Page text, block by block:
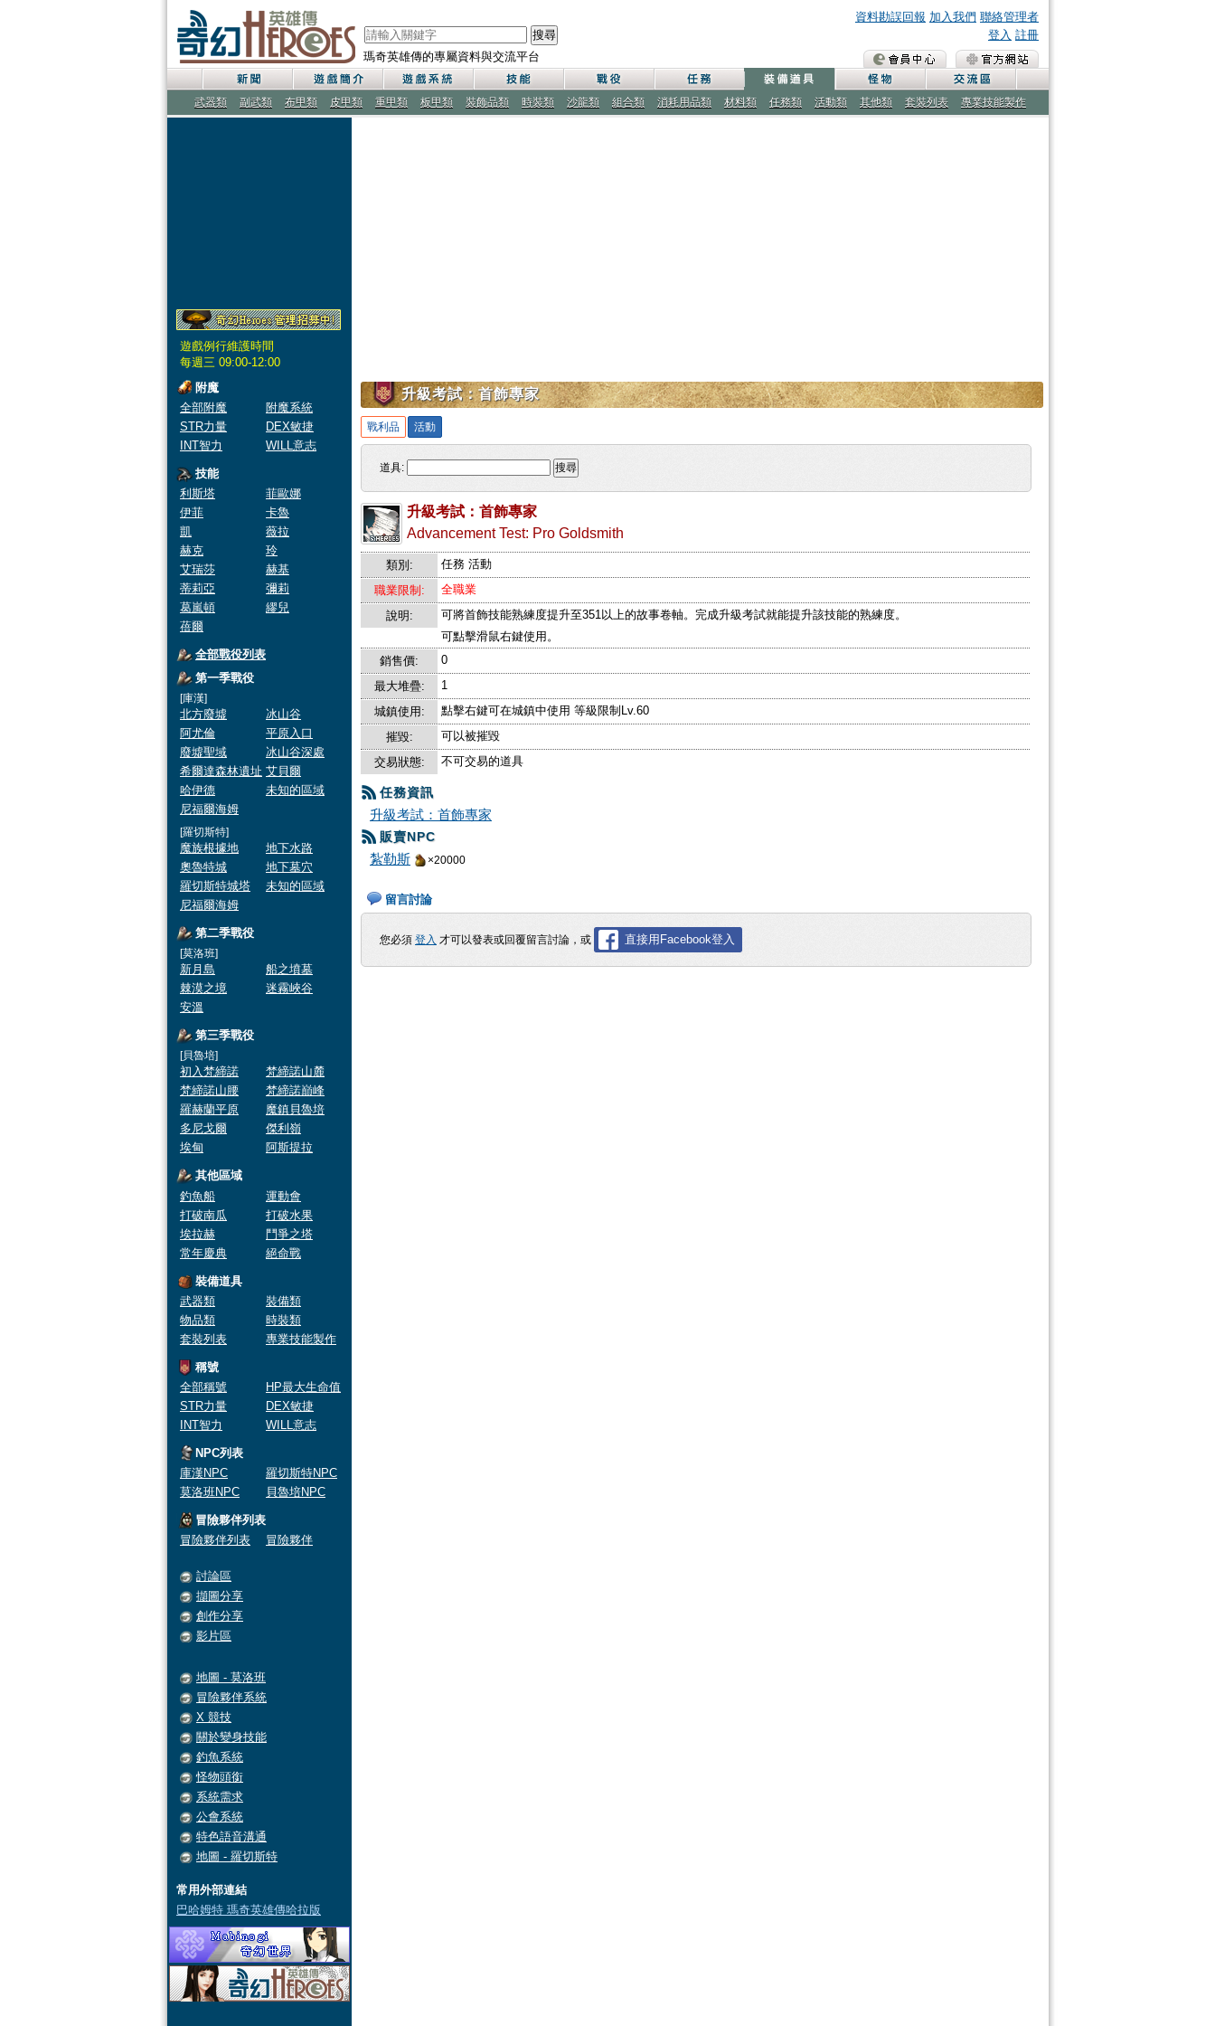
瑪奇英雄傳的專屬資料與交流平台
搜尋
資料勘誤回報 加入我們 聯絡管理者
登入 註冊
武器類 副武類 布甲類 皮甲類 重甲類 板甲類 裝飾品類 時裝類 沙龍類 組合類 消耗用品類 材料類 任務類 活動類 其他類 套裝列表 專業技能製作
遊戲例行維護時間
每週三 09:00-12:00
附魔
全部附魔
附魔系統
STR力量
DEX敏捷
INT智力
WILL意志
技能
利斯塔
菲歐娜
伊菲
卡魯
凱
薇拉
赫克
玲
艾瑞莎
赫基
蒂莉亞
彌莉
葛嵐頓
繆兒
蓓爾
全部戰役列表
第一季戰役
[庫漢]
北方廢墟
冰山谷
阿尤倫
平原入口
廢墟聖域
冰山谷深處
希爾達森林遺址 艾貝爾
哈伊德
未知的區域
尼福爾海姆
[羅切斯特]
魔族根據地
地下水路
奧魯特城
地下墓穴
羅切斯特城塔
未知的區域
尼福爾海姆
第二季戰役
[莫洛班]
新月島
船之墳墓
棘漠之境
迷霧峽谷
安溫
第三季戰役
[貝魯培]
初入梵締諾
梵締諾山麓
梵締諾山腰
梵締諾巔峰
羅赫蘭平原
魔鎮貝魯培
多尼戈爾
傑利嶺
埃甸
阿斯提拉
其他區域
釣魚船
運動會
打破南瓜
打破水果
埃拉赫
鬥爭之塔
常年慶典
絕命戰
裝備道具
武器類
裝備類
物品類
時裝類
套裝列表
專業技能製作
稱號
全部稱號
HP最大生命值
STR力量
DEX敏捷
INT智力
WILL意志
NPC列表
庫漢NPC
羅切斯特NPC
莫洛班NPC
貝魯培NPC
冒險夥伴列表
冒險夥伴列表
冒險夥伴
討論區
擷圖分享
創作分享
影片區
地圖 - 莫洛班
冒險夥伴系統
X 競技
關於變身技能
釣魚系統
怪物頭銜
系統需求
公會系統
特色語音溝通
地圖 - 羅切斯特
常用外部連結
巴哈姆特 瑪奇英雄傳哈拉版
升級考試：首飾專家
戰利品 活動
道具: 搜尋
升級考試：首飾專家
Advancement Test: Pro Goldsmith
類別:
任務 活動
職業限制:
全職業
說明:
可將首飾技能熟練度提升至351以上的故事卷軸。完成升級考試就能提升該技能的熟練度。
可點擊滑鼠右鍵使用。
銷售價:
0
最大堆疊:
1
城鎮使用:
點擊右鍵可在城鎮中使用 等級限制Lv.60
摧毀:
可以被摧毀
交易狀態:
不可交易的道具
任務資訊
升級考試：首飾專家
販賣NPC
紮勒斯 ×20000
留言討論
您必須 登入 才可以發表或回覆留言討論，或 直接用Facebook登入